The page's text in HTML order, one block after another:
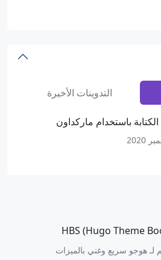
التدوينات الأخيرة
باستخدام ماركداون
HBS (Hugo Theme
لـ هوجو سريع وغني بالميزات